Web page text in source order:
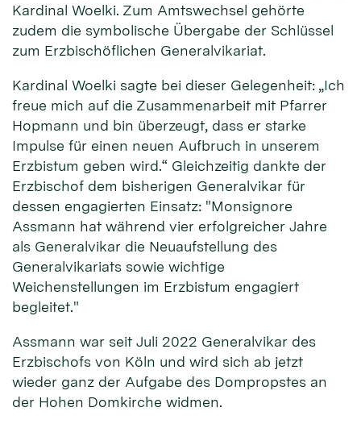
Kardinal Woelki. Zum Amtswechsel gehörte
zudem die symbolische Übergabe der Schlüssel
zum Erzbischöflichen Generalvikariat.
Kardinal Woelki sagte bei dieser Gelegenheit: „Ich
freue mich auf die Zusammenarbeit mit Pfarrer
Hopmann und bin überzeugt, dass er starke
Impulse für einen neuen Aufbruch in unserem
Erzbistum geben wird.“ Gleichzeitig dankte der
Erzbischof dem bisherigen Generalvikar für
dessen engagierten Einsatz: "Monsignore
Assmann hat während vier erfolgreicher Jahre
als Generalvikar die Neuaufstellung des
Generalvikariats sowie wichtige
Weichenstellungen im Erzbistum engagiert
begleitet."
Assmann war seit Juli 2022 Generalvikar des
Erzbischofs von Köln und wird sich ab jetzt
wieder ganz der Aufgabe des Dompropstes an
der Hohen Domkirche widmen.